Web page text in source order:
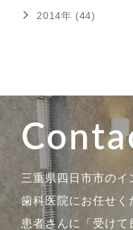
2014年 (44)
三重県四日市市のイ
歯科医院にお任せく
患者さんに「受けて